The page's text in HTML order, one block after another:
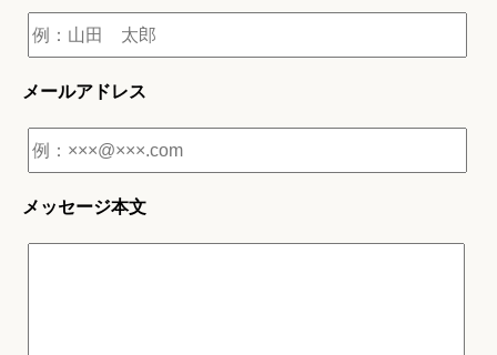
メールアドレス
メッセージ本文